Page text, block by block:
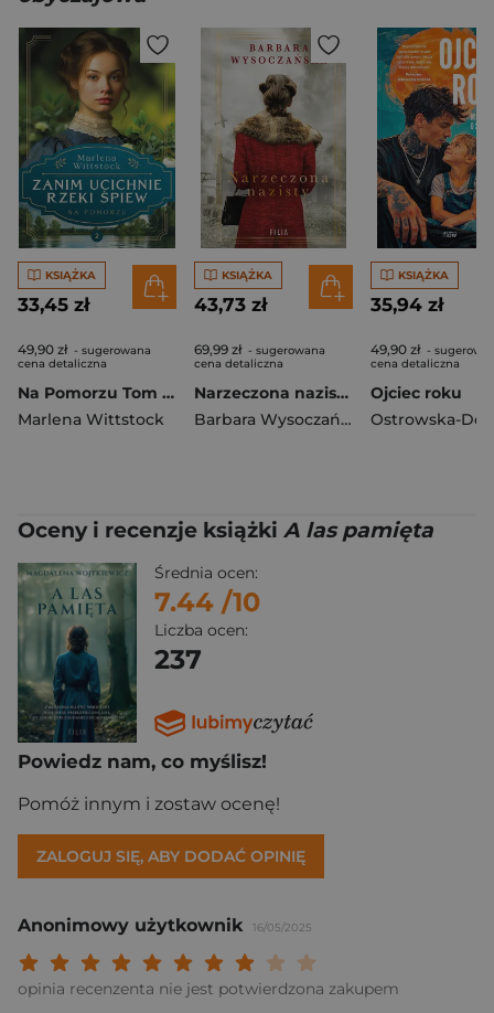
KSIĄŻKA
33,45 zł
49,90 zł - sugerowana
cena detaliczna
Na Pomorzu Tom 2 Zanim ucichnie rzeki śpiew
Marlena Wittstock
KSIĄŻKA
43,73 zł
69,99 zł - sugerowana
cena detaliczna
Narzeczona nazisty wyd. 5
Barbara Wysoczańska
KSIĄŻKA
35,94 zł
49,90 zł -
cena detaliczna
Ojciec roku
Oceny i recenzje książki A las pamięta
Średnia ocen:
7.44 /10
Liczba ocen:
237
Powiedz nam, co myślisz!
Pomóż innym i zostaw ocenę!
ZALOGUJ SIĘ, ABY DODAĆ OPINIĘ
Anonimowy użytkownik 16/05/2025
Twoja ocena:
Twoja ocena: Wybitna 9/
Twoja ocena: Rewelacyjna 8/
Twoja ocena: Bardzo dobra 7/10"
Twoja ocena: Dobra 6/10"
Twoja ocena: Przeciętna 5/10"
Twoja ocena: Może być 4/10"
Twoja ocena: Słaba 3/10"
Twoja ocena: Bardzo słaba 2/10"
Twoja ocena: Beznadziejna 1/10"
opinia recenzenta nie jest potwierdzona zakupem